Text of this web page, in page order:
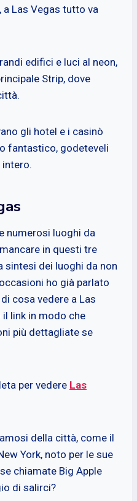
a Las Vegas tutto va
edifici e luci al neon,
Strip, dove
gli hotel e i casinò
fantastico, godeteveli
intero.
numerosi luoghi da
in questi tre
sintesi dei luoghi da non
ho già parlato
cosa vedere a Las
link in modo che
più dettagliate se
per vedere Las
della città, come il
York, noto per le sue
chiamate Big Apple
di salirci?